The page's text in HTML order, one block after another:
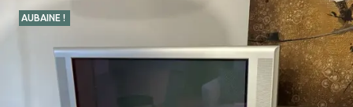
AUBAINE !